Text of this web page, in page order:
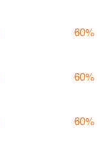
60%
60%
60%